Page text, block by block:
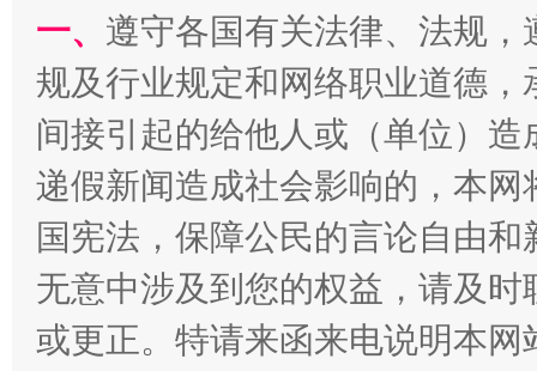
受贿1.44亿！段成刚被判无期 从幼
一、 遵守各国有关法律、法规
规及行业规定和网络职业道德
间接引起的给他人或（单位）
递假新闻造成社会影响的，本
国宪法，保障公民的言论自由
无意中涉及到您的权益，请及
或更正。特请来函来电说明本